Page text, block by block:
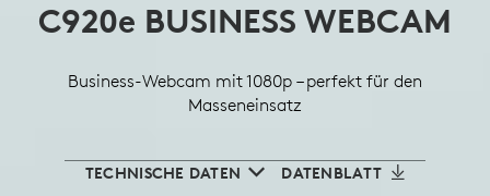
PROFESSIONELLE
VIDEOKONFERENZEN
C920e BUSINESS WEBCAM
Business-Webcam mit 1080p – perfekt für den
Masseneinsatz
TECHNISCHE DATEN DATENBLATT